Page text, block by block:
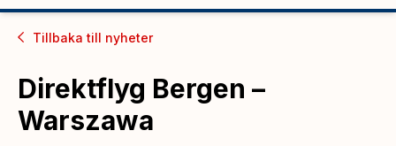
Tillbaka till nyheter
Direktflyg Bergen –
Warszawa